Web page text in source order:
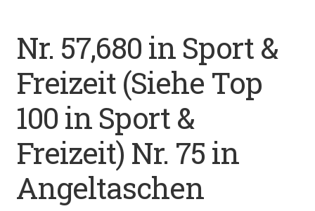
Angelvideos
Datenschutz
Impressum
Kontakt
Shop
Nr. 57,680 in Sport &
Freizeit (Siehe Top
100 in Sport &
Freizeit) Nr. 75 in
Angeltaschen